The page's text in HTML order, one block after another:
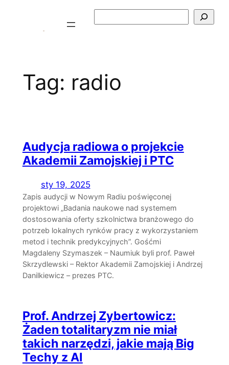
Tag: radio
Audycja radiowa o projekcie
Akademii Zamojskiej i PTC
sty 19, 2025
Zapis audycji w Nowym Radiu poświęconej
projektowi „Badania naukowe nad systemem
dostosowania oferty szkolnictwa branżowego do
potrzeb lokalnych rynków pracy z wykorzystaniem
metod i technik predykcyjnych”. Gośćmi
Magdaleny Szymaszek – Naumiuk byli prof. Paweł
Skrzydlewski – Rektor Akademii Zamojskiej i Andrzej
Danilkiewicz – prezes PTC.
Prof. Andrzej Zybertowicz:
Żaden totalitaryzm nie miał
takich narzędzi, jakie mają Big
Techy z AI